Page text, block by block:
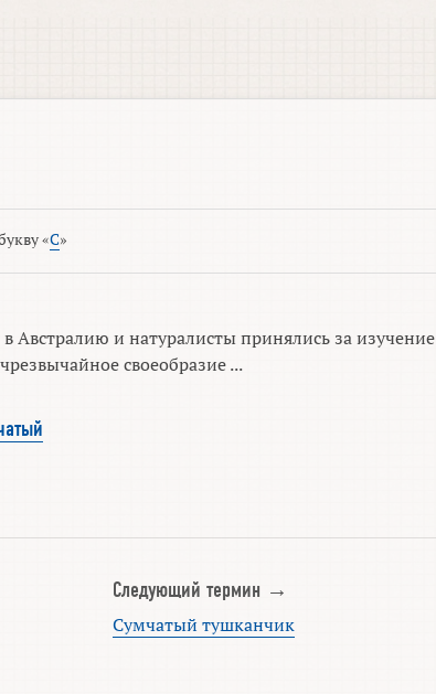
«С»
Австралию и натуралисты принялись за изучение
своеобразие ...
Следующий термин →
Сумчатый тушканчик